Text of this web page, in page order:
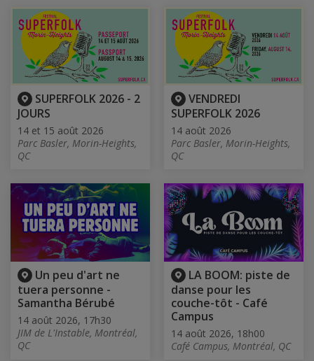
SUPERFOLK 2026 - 2
JOURS
14 et 15 août 2026
Parc Basler, Morin-Heights,
QC
VENDREDI
SUPERFOLK 2026
14 août 2026
Parc Basler, Morin-Heights,
QC
Un peu d'art ne
tuera personne -
Samantha Bérubé
14 août 2026, 17h30
JIM de L'Instable, Montréal,
QC
LA BOOM: piste de
danse pour les
couche-tôt - Café
Campus
14 août 2026, 18h00
Café Campus, Montréal, QC